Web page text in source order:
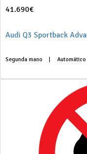
41.690€
Audi Q3 Sportback
Segunda mano Automático